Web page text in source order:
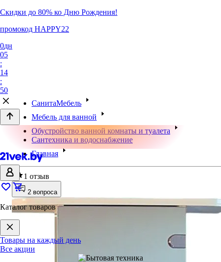
Скидки до 80% ко Дню Рождения!
промокод HAPPY22
0дн
05
:
14
:
50
Каталог товаров
Товары на каждый день
Все акции
СанитаМебель
Мебель для ванной
Обустройство ванной комнаты и туалета
Сантехника и водоснабжение
Главная
5 1 отзыв
2 вопроса